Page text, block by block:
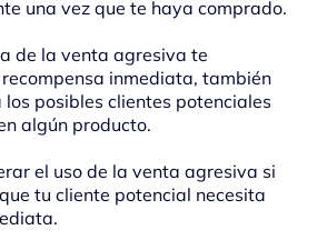
una vez que te haya comprado.
de la venta agresiva te
inmediata, también
posibles clientes potenciales
algún producto.
el uso de la venta agresiva si
tu cliente potencial necesita